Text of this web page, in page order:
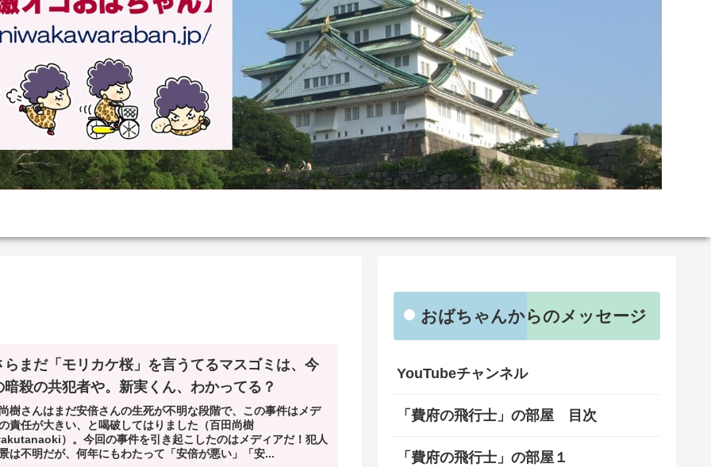
らまだ「モリカケ桜」を言うてるマスゴミは、今
暗殺の共犯者や。新実くん、わかってる？
樹さんはまだ安倍さんの生死が不明な段階で、この事件はメデ
責任が大きい、と喝破してはりました（百田尚樹
）。今回の事件を引き起こしたのはメディアだ！犯人
は不明だが、何年にもわたって「安倍が悪い」「安...
おばちゃんからのメッセージ
YouTubeチャンネル
「費府の飛行士」の部屋 目次
「費府の飛行士」の部屋１